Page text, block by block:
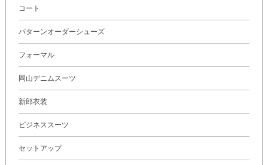
コート
パターンオーダーシューズ
フォーマル
岡山デニムスーツ
新郎衣装
ビジネススーツ
セットアップ